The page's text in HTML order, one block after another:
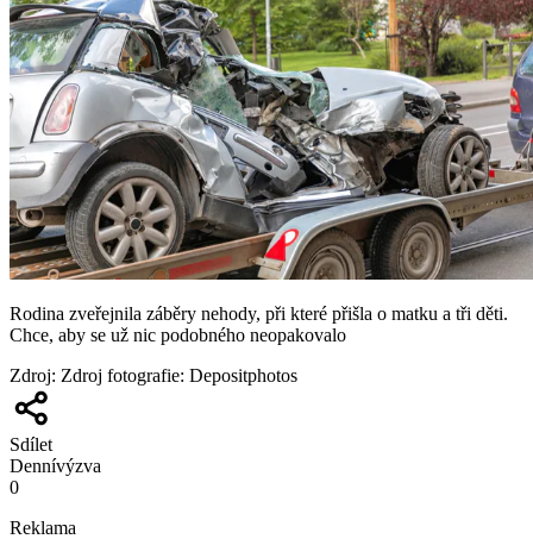
Rodina zveřejnila záběry nehody, při které přišla o matku a tři děti.
Chce, aby se už nic podobného neopakovalo
Zdroj: Zdroj fotografie: Depositphotos
Sdílet
Dennívýzva
0
Reklama